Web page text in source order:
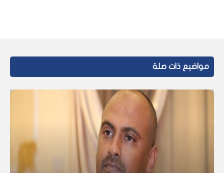
مواضيع ذات صلة